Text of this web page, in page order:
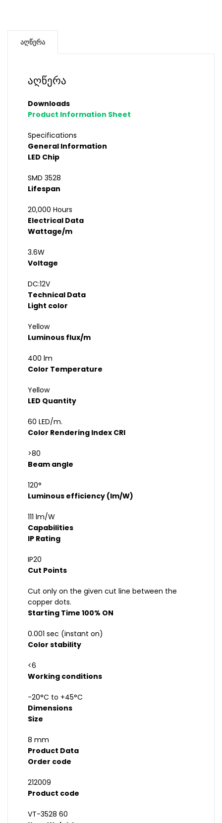
აღწერა
აღწერა
Downloads
Product Information Sheet
Specifications
General Information
LED Chip
SMD 3528
Lifespan
20,000 Hours
Electrical Data
Wattage/m
3.6W
Voltage
DC:12V
Technical Data
Light color
Yellow
Luminous flux/m
400 lm
Color Temperature
Yellow
LED Quantity
60 LED/m.
Color Rendering Index CRI
>80
Beam angle
120°
Luminous efficiency (lm/W)
111 lm/W
Capabilities
IP Rating
IP20
Cut Points
Cut only on the given cut line between the
copper dots.
Starting Time 100% ON
0.001 sec (instant on)
Color stability
<6
Working conditions
-20°C to +45°C
Dimensions
Size
8 mm
Product Data
Order code
212009
Product code
VT-3528 60